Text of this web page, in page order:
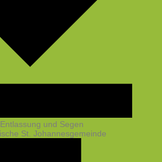
und Segen
St. Johannesgemeinde